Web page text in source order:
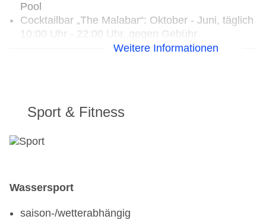
Pool
Cocktailbar „The Malabar“: Oktober - Juni, täglich
10:00 Uhr - 22:00 Uhr, gegen Gebühr
Weitere Informationen
Sport & Fitness
Wassersport
saison-/wetterabhängig